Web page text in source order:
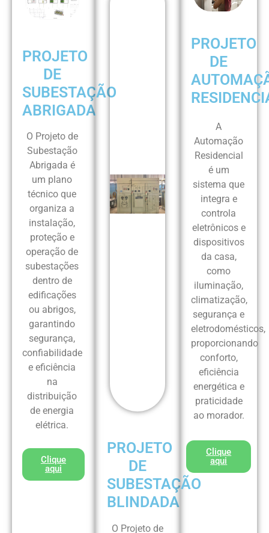
PROJETO
DE
SUBESTAÇÃO
ABRIGADA
O Projeto de
Subestação
Abrigada é
um plano
técnico que
organiza a
instalação,
proteção e
operação de
subestações
dentro de
edificações
ou abrigos,
garantindo
segurança,
confiabilidade
e eficiência
na
distribuição
de energia
elétrica.
Clique
aqui
PROJETO
DE
SUBESTAÇÃO
BLINDADA
O Projeto de
PROJETO
DE
A
Automação
Residencial
é um
sistema que
integra e
controla
eletrônicos e
dispositivos
da casa,
como
iluminação,
climatização,
segurança e
eletrodomésticos,
proporcionando
conforto,
eficiência
energética e
praticidade
ao morador.
Clique
aqui